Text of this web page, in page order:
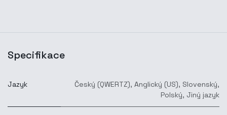
Specifikace
Jazyk Český (QWERTZ), Anglický (US), Slovenský,
Polský, Jiný jazyk